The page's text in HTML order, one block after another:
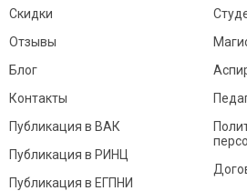
Скидки
Отзывы
Блог
Контакты
Публикация в ВАК
Публикация в РИНЦ
Публикация в ЕГПНИ